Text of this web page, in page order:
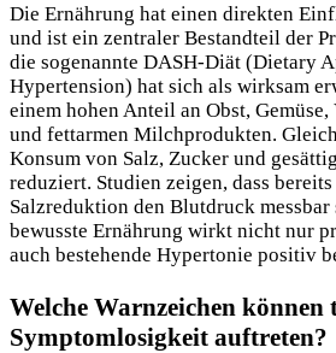
Die Ernährung hat einen direkten
und ist ein zentraler Bestandteil der
die sogenannte DASH-Diät (Dietary
Hypertension) hat sich als wirksam
einem hohen Anteil an Obst,
und fettarmen Milchprodukten.
Konsum von Salz, Zucker und
reduziert. Studien zeigen, dass
Salzreduktion den Blutdruck messbar
bewusste Ernährung wirkt nicht nur
auch bestehende Hypertonie positiv
Welche Warnzeichen können
Symptomlosigkeit auftreten?